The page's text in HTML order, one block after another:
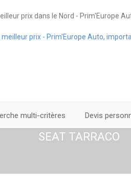
prix dans le Nord - Prim'Europe
multi-critères Devis
SEAT TARRACO